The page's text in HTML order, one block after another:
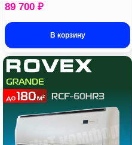
89 700 ₽
В корзину